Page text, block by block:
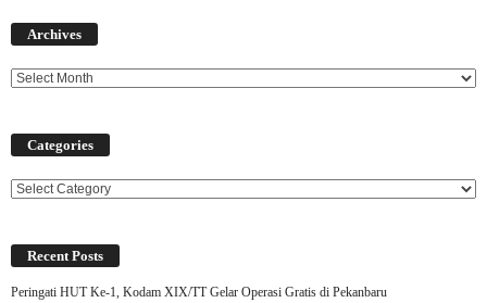
Archives
Categories
Categories
Recent Posts
Peringati HUT Ke-1, Kodam XIX/TT Gelar Operasi Gratis di Pekanbaru